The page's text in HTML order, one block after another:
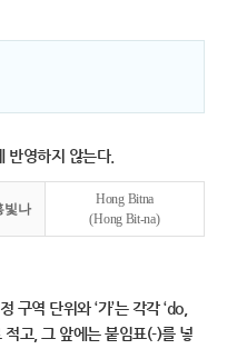
반영하지 않는다.
빛나
Hong Bitna
(Hong Bit-na)
구역 단위와 ‘가’는 각각 ‘do,
고, 그 앞에는 붙임표(-)를 넣